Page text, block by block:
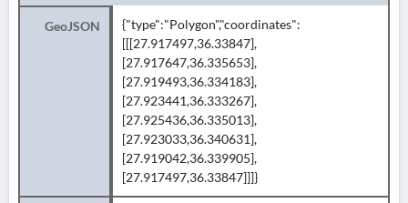
GeoJSON
{"type":"Polygon","coordinates":
[[[27.917497,36.33847],
[27.917647,36.335653],
[27.919493,36.334183],
[27.923441,36.333267],
[27.925436,36.335013],
[27.923033,36.340631],
[27.919042,36.339905],
[27.917497,36.33847]]]}